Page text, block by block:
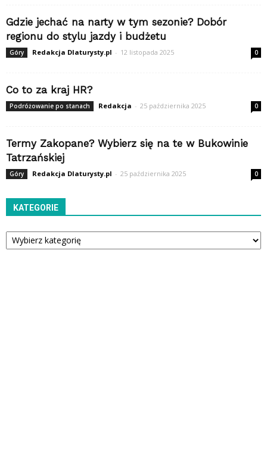
Gdzie jechać na narty w tym sezonie? Dobór
regionu do stylu jazdy i budżetu
Góry Redakcja Dlaturysty.pl - 12 listopada 2025 0
Co to za kraj HR?
Podróżowanie po stanach Redakcja - 25 października 2025 0
Termy Zakopane? Wybierz się na te w Bukowinie
Tatrzańskiej
Góry Redakcja Dlaturysty.pl - 25 października 2025 0
KATEGORIE
Kategorie